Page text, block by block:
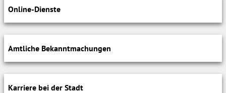
Online-Dienste
Amtliche Bekanntmachungen
Karriere bei der Stadt